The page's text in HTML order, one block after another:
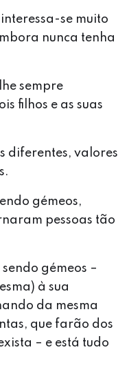
se muito
nunca tenha
sempre
filhos e as suas
diferentes, valores
gémeos,
pessoas tão
gémeos –
à sua
da mesma
que farão dos
– e está tudo